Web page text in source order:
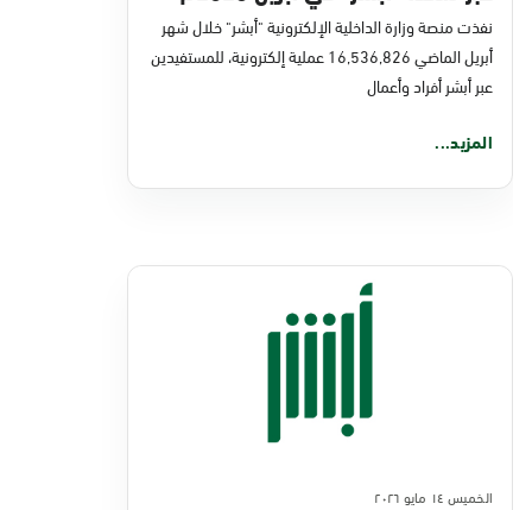
نفذت منصة وزارة الداخلية الإلكترونية "أبشر" خلال شهر
أبريل الماضي 16,536,826 عملية إلكترونية، للمستفيدين
عبر أبشر أفراد وأعمال
المزيد...
الخميس ١٤ مايو ٢٠٢٦